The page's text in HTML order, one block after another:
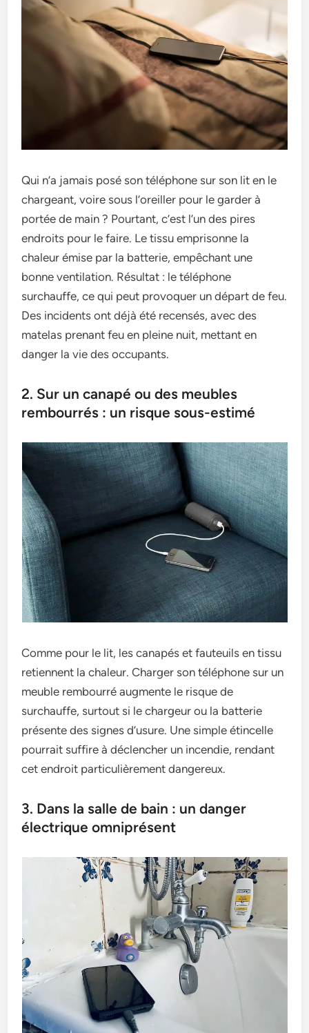
Qui n’a jamais posé son téléphone sur son lit en le
chargeant, voire sous l’oreiller pour le garder à
portée de main ? Pourtant, c’est l’un des pires
endroits pour le faire. Le tissu emprisonne la
chaleur émise par la batterie, empêchant une
bonne ventilation. Résultat : le téléphone
surchauffe, ce qui peut provoquer un départ de feu.
Des incidents ont déjà été recensés, avec des
matelas prenant feu en pleine nuit, mettant en
danger la vie des occupants.
2. Sur un canapé ou des meubles
rembourrés : un risque sous-estimé
Comme pour le lit, les canapés et fauteuils en tissu
retiennent la chaleur. Charger son téléphone sur un
meuble rembourré augmente le risque de
surchauffe, surtout si le chargeur ou la batterie
présente des signes d’usure. Une simple étincelle
pourrait suffire à déclencher un incendie, rendant
cet endroit particulièrement dangereux.
3. Dans la salle de bain : un danger
électrique omniprésent